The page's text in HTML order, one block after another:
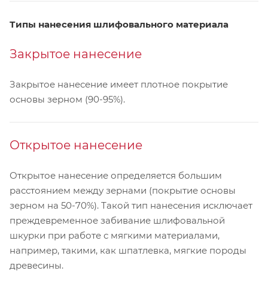
Типы нанесения шлифовального материала
Закрытое нанесение
Закрытое нанесение имеет плотное покрытие
основы зерном (90-95%).
Открытое нанесение
Открытое нанесение определяется большим
расстоянием между зернами (покрытие основы
зерном на 50-70%). Такой тип нанесения исключает
преждевременное забивание шлифовальной
шкурки при работе с мягкими материалами,
например, такими, как шпатлевка, мягкие породы
древесины.